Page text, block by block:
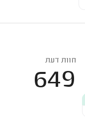
חוות דעת
649